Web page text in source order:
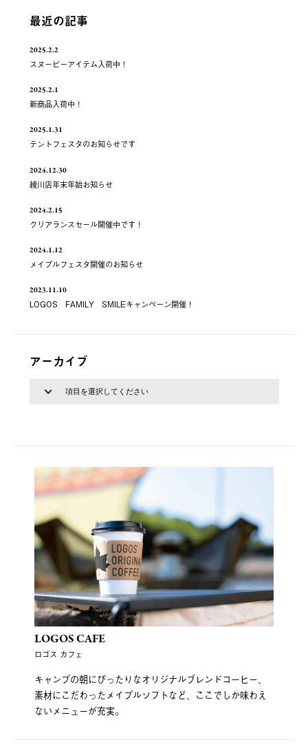
最近の記事
2025.2.2
スヌーピーアイテム入荷中！
2025.2.1
新商品入荷中！
2025.1.31
テントフェスタのお知らせです
2024.12.30
綾川店年末年始お知らせ
2024.2.15
クリアランスセール開催中です！
2024.1.12
メイプルフェスタ開催のお知らせ
2023.11.10
LOGOS FAMILY SMILEキャンペーン開催！
アーカイブ
LOGOS CAFE
ロゴス カフェ
キャンプの朝にぴったりなオリジナルブレンドコーヒー、
素材にこだわったメイプルソフトなど、ここでしか味わえ
ないメニューが充実。